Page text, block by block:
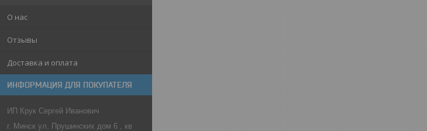
О нас
Отзывы
Доставка и оплата
ИНФОРМАЦИЯ ДЛЯ ПОКУПАТЕЛЯ
ИП Крук Сергей Иванович
г. Минск ул. Прушинских дом 6 , кв